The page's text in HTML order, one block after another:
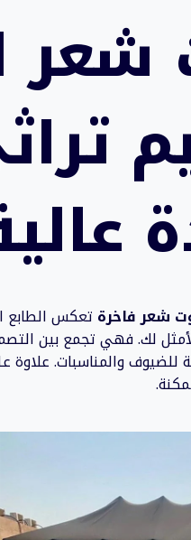
شعر
شعر فاخرة تعكس الطابع
لك. فهي تجمع بين
والمناسبات. علاوة